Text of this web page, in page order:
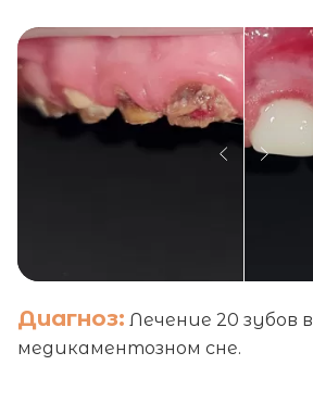
Диагноз: Лечение 20 зубов в
медикаментозном сне.